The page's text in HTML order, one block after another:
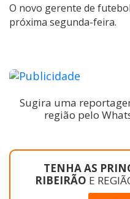
O novo gerente de
próxima segunda-feira.
Sugira uma
região pelo
TENHA AS
RIBEIRÃO E